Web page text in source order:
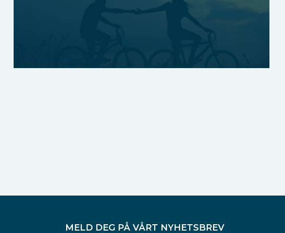
MELD DEG PÅ VÅRT NYHETSBREV